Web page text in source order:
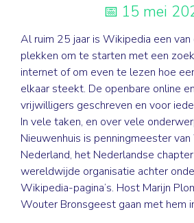
15 mei
Al ruim 25 jaar is Wikipedia een van
plekken om te starten met een
internet of om even te lezen hoe
elkaar steekt. De openbare online
vrijwilligers geschreven en voor
In vele taken, en over vele
Nieuwenhuis is penningmeester
Nederland, het Nederlandse
wereldwijde organisatie achter
Wikipedia-pagina’s. Host Marijn
Wouter Bronsgeest gaan met hem